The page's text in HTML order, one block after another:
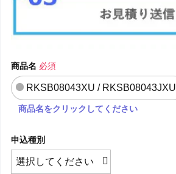
商品名 必須
RKSB08043XU / RKSB08043JXU
商品名をクリックしてください
申込種別